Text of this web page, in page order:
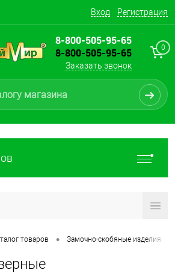
Вход Регистрация
8-800-505-95-65
8-800-505-95-65
Заказать звонок
0
товаров • Замочно-скобяные изделия